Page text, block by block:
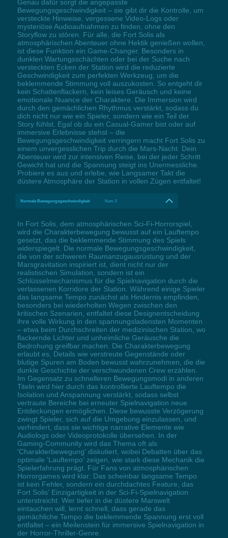
Genau dafür sorgt die angepasste
Bewegungsgeschwindigkeit – sie gibt dir die Kontrolle, um
versteckte Hinweise, vergessene Video-Logs oder
mysteriöse Audioaufnahmen zu finden, ohne den
Storyflow zu stören. Für alle, die Fort Solis als
atmosphärischen Abenteuer ohne Hektik genießen wollen,
ist diese Funktion ein Game-Changer. Besonders in
dunklen Wartungsschächten oder bei der Suche nach
versteckten Ecken der Station wird die reduzierte
Geschwindigkeit zum perfekten Werkzeug, um die
beklemmende Stimmung voll auszukosten. So entgeht dir
kein Schattenflackern, kein leises Geräusch und keine
emotionale Nuance der Charaktere. Die Immersion wird
durch den gemächlichen Rhythmus verstärkt, sodass du
dich nicht nur wie ein Spieler, sondern wie ein Teil der
Story fühlst. Egal ob du ein Casual-Gamer bist oder auf
immersive Erlebnisse stehst – die
Bewegungsgeschwindigkeit verringern macht Fort Solis zu
einem unvergesslichen Trip durch die Mars-Nacht. Dein
Abenteuer wird zur intensiven Reise, bei der jeder Schritt
Gewicht hat und die Spannung steigt ins Unermessliche.
Probiere es aus und erlebe, wie Langsamer Takt die
düstere Atmosphäre der Station in vollen Zügen entfaltet!
Normale Bewegungsgeschwindigkeit Num 3
In Fort Solis, dem atmosphärischen Sci-Fi-Horrorspiel,
wird die Charakterbewegung bewusst auf ein Lauftempo
gesetzt, das die beklemmende Stimmung des Spiels
widerspiegelt. Die normale Bewegungsgeschwindigkeit,
die von der schweren Raumanzugausrüstung und der
Marsgravitation inspiriert ist, dient nicht nur der
realistischen Simulation, sondern ist ein
Schlüsselmechanismus für die Spielnavigation durch die
verlassenen Korridore der Station. Während einige Spieler
das langsame Tempo zunächst als Hindernis empfinden,
besonders bei wiederholten Wegen zwischen den
kritischen Szenarien, entfaltet diese Designentscheidung
ihre volle Wirkung in den spannungsladensten Momenten
– etwa beim Durchschreiten der medizinischen Station, wo
flackernde Lichter und unheimliche Geräusche die
Bedrohung greifbar machen. Die Charakterbewegung
erlaubt es, Details wie verstreute Gegenstände oder
blutige Spuren am Boden bewusst wahrzunehmen, die die
dunkle Geschichte der verschwundenen Crew erzählen.
Im Gegensatz zu schnelleren Bewegungsmodi in anderen
Titeln wird hier durch das kontrollierte Lauftempo die
Isolation und Anspannung verstärkt, sodass selbst
vertraute Bereiche bei erneuter Spielnavigation neue
Entdeckungen ermöglichen. Diese bewusste Verzögerung
zwingt Spieler, sich auf die Umgebung einzulassen, und
verhindert, dass sie wichtige narrative Elemente wie
Audiologs oder Videoprotokolle übersehen. In der
Gaming-Community wird das Thema oft als
'Charakterbewegung' diskutiert, wobei Debatten über das
optimale 'Lauftempo' zeigen, wie stark diese Mechanik die
Spielerfahrung prägt. Für Fans von atmosphärischen
Horrorgames wird klar: Das scheinbar langsame Tempo
ist kein Fehler, sondern ein durchdachtes Feature, das
Fort Solis' Einzigartigkeit in der Sci-Fi-Spielnavigation
unterstreicht. Wer tiefer in die düstere Marswelt
eintauchen will, lernt schnell, dass gerade das
gemächliche Tempo die beklemmende Spannung erst voll
entfaltet – ein Meilenstein für immersive Spielnavigation in
der Horror-Thriller-Genre.